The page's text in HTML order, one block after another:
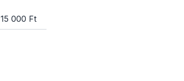
15 000 Ft